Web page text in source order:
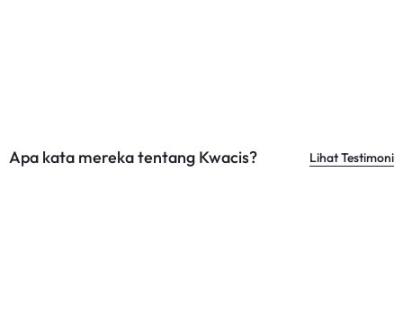
Apa kata mereka tentang Kwacis? Lihat Testimoni